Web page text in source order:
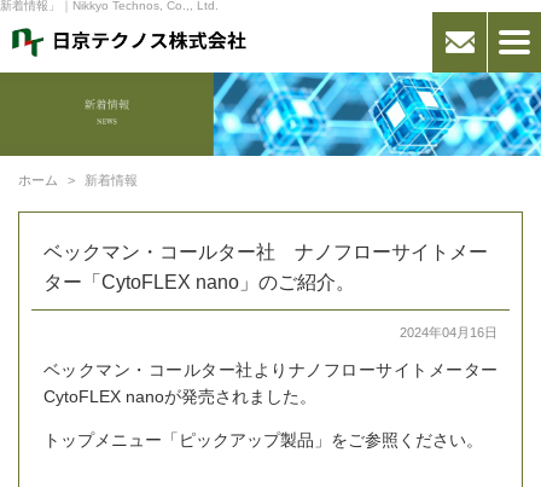
新着情報」｜Nikkyo Technos, Co.,, Ltd.
ホーム 新着情報
ベックマン・コールター社 ナノフローサイトメー
ター「CytoFLEX nano」のご紹介。
2024年04月16日
ベックマン・コールター社よりナノフローサイトメーター
CytoFLEX nanoが発売されました。
トップメニュー「ピックアップ製品」をご参照ください。